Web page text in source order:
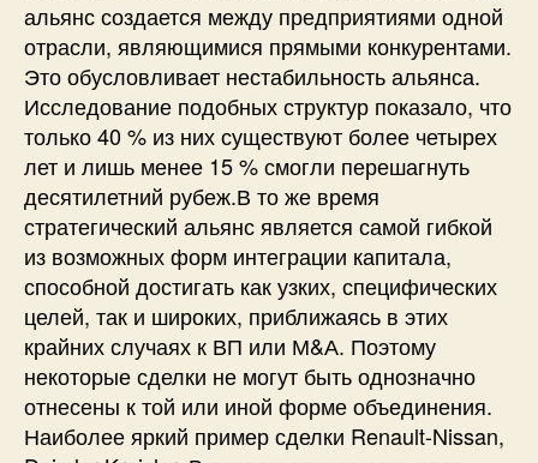
альянс создается между предприятиями одной
отрасли, являющимися прямыми конкурентами.
Это обусловливает нестабильность альянса.
Исследование подобных структур показало, что
только 40 % из них существуют более четырех
лет и лишь менее 15 % смогли перешагнуть
десятилетний рубеж.В то же время
стратегический альянс является самой гибкой
из возможных форм интеграции капитала,
способной достигать как узких, специфических
целей, так и широких, приближаясь в этих
крайних случаях к ВП или М&А. Поэтому
некоторые сделки не могут быть однозначно
отнесены к той или иной форме объединения.
Наиболее яркий пример сделки Renault-Nissan,